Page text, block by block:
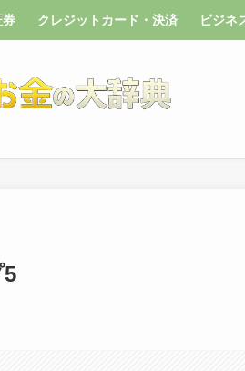
券 クレジットカード・決済 ビジネ